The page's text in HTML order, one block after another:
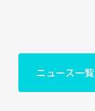
ニュース一覧